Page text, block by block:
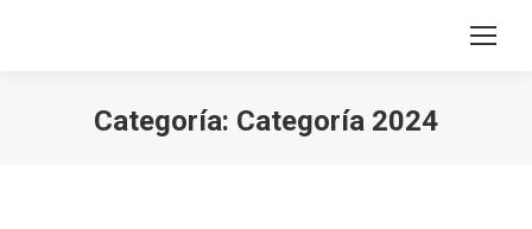
Categoría: Categoría 2024